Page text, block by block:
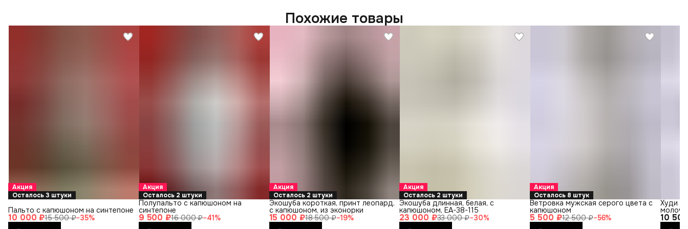
Похожие товары
Акция
Осталось 3 штуки
10 000 ₽15 500 ₽−35%
Пальто с капюшоном на синтепоне
Акция
Осталось 2 штуки
9 500 ₽16 000 ₽−41%
Полупальто с капюшоном на
синтепоне
Акция
Осталось 2 штуки
15 000 ₽18 500 ₽−19%
Экошуба короткая, принт леопард,
с капюшоном, из эконорки
Акция
Осталось 2 штуки
23 000 ₽33 000 ₽−30%
Экошуба длинная, белая, с
капюшоном, EA-38-115
Акция
Осталось 8 штук
5 500 ₽12 500 ₽−56%
Ветровка мужская серого цвета с
капюшоном
10
Худи